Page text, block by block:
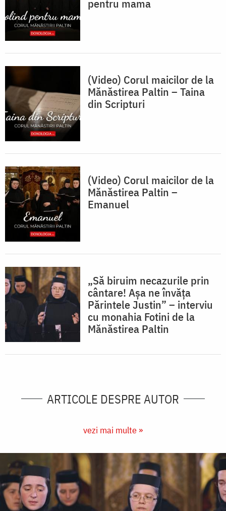
pentru mama
(Video) Corul maicilor de la
Mănăstirea Paltin – Taina
din Scripturi
(Video) Corul maicilor de la
Mănăstirea Paltin –
Emanuel
„Să biruim necazurile prin
cântare! Așa ne învăța
Părintele Justin” – interviu
cu monahia Fotini de la
Mănăstirea Paltin
ARTICOLE DESPRE AUTOR
vezi mai multe »